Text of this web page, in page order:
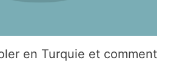
en Turquie et comment